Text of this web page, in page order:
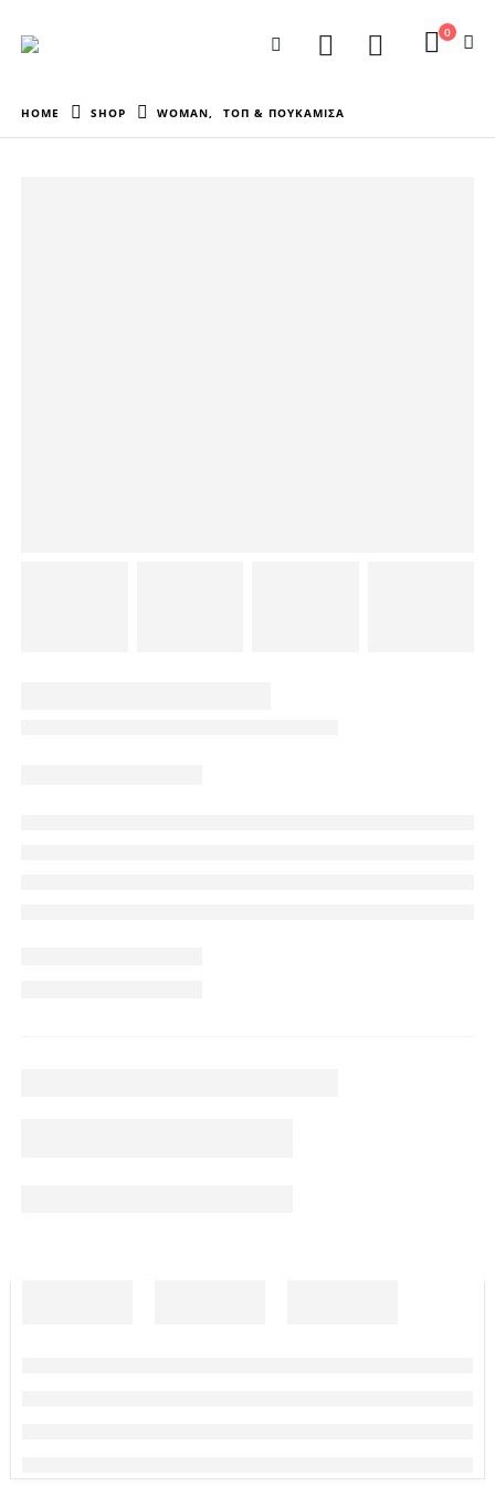
0
HOME SHOP WOMAN, ΤΟΠ & ΠΟΥΚΑΜΙΣΑ